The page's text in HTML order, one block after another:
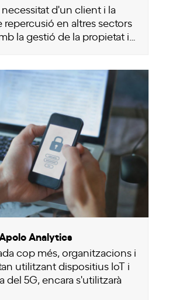
d'un client i la
repercusió en altres sectors
la gestió de la propietat i…
Analytics
cop més, organitzacions i
utilitzant dispositius IoT i
del 5G, encara s'utilitzarà